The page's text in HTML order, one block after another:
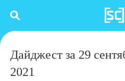
Дайджест за 29
2021